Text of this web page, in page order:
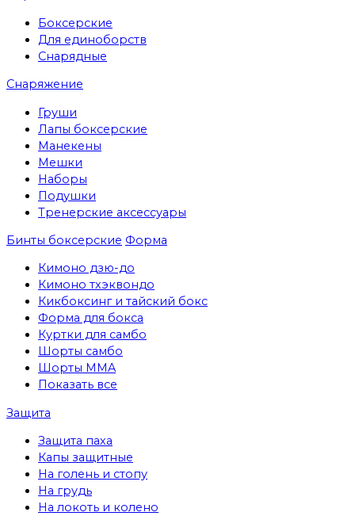
Боксерские
Для единоборств
Снарядные
Снаряжение
Груши
Лапы боксерские
Манекены
Мешки
Наборы
Подушки
Тренерские аксессуары
Бинты боксерские Форма
Кимоно дзю-до
Кимоно тхэквондо
Кикбоксинг и тайский бокс
Форма для бокса
Куртки для самбо
Шорты самбо
Шорты MMA
Показать все
Защита
Защита паха
Капы защитные
На голень и стопу
На грудь
На локоть и колено